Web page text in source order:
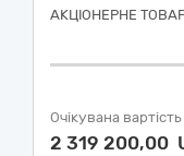
АКЦІОНЕРНЕ
Очікувана вартість
2 319 200,00